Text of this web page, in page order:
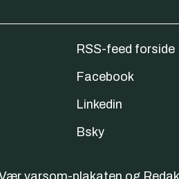
RSS-feed forside
Facebook
Linkedin
Bsky